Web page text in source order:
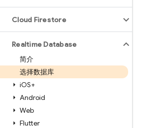
Cloud Firestore
Realtime Database
简介
选择数据库
iOS+
Android
Web
Flutter